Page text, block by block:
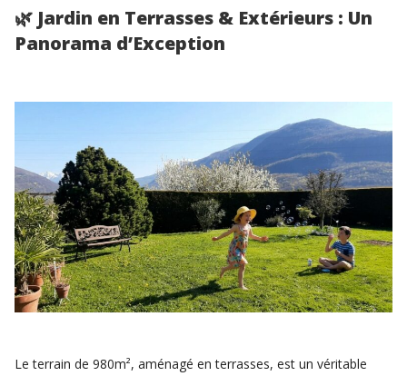
🌿 Jardin en Terrasses & Extérieurs : Un
Panorama d’Exception
Le terrain de 980m², aménagé en terrasses, est un véritable